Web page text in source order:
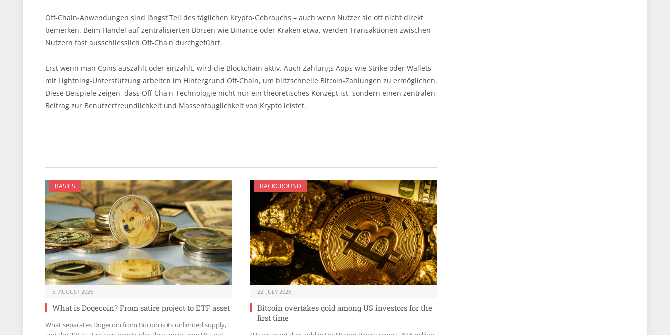
Off-Chain-Anwendungen sind längst Teil des täglichen Krypto-Gebrauchs – auch wenn Nutzer sie oft nicht direkt
bemerken. Beim Handel auf zentralisierten Börsen wie Binance oder Kraken etwa, werden Transaktionen zwischen
Nutzern fast ausschliesslich Off-Chain durchgeführt.
Erst wenn man Coins auszahlt oder einzahlt, wird die Blockchain aktiv. Auch Zahlungs-Apps wie Strike oder Wallets
mit Lightning-Unterstützung arbeiten im Hintergrund Off-Chain, um blitzschnelle Bitcoin-Zahlungen zu ermöglichen.
Diese Beispiele zeigen, dass Off-Chain-Technologie nicht nur ein theoretisches Konzept ist, sondern einen zentralen
Beitrag zur Benutzerfreundlichkeit und Massentauglichkeit von Krypto leistet.
BASICS
5. AUGUST 2026
What is Dogecoin? From satire project to ETF asset
What separates Dogecoin from Bitcoin is its unlimited supply,
BACKGROUND
22. JULY 2026
Bitcoin overtakes gold among US investors for the
first time